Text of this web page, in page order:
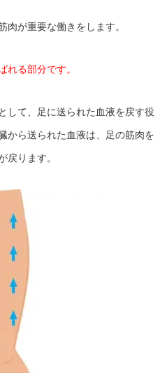
肉が重要な働きをします。
れる部分です。
して、足に送られた血液を戻す役
から送られた血液は、足の筋肉を
戻ります。